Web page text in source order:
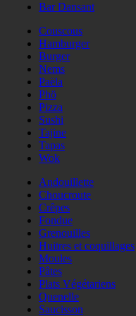
Bar Dansant
Couscous
Hamburger
Burger
Nems
Paëla
Phö
Pizza
Sushi
Tajine
Tapas
Wok
Andouillette
Choucroute
Crêpes
Fondue
Grenouilles
Huitres et coquillages
Moules
Pâtes
Plats Végétariens
Quenelle
Saucisson